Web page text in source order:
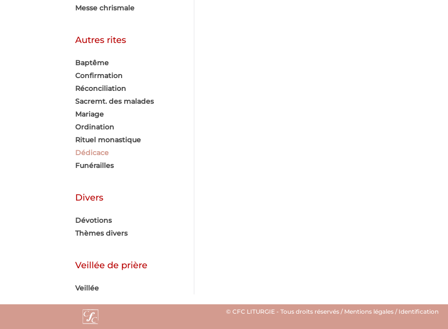
Messe chrismale
Autres rites
Baptême
Confirmation
Réconciliation
Sacremt. des malades
Mariage
Ordination
Rituel monastique
Dédicace
Funérailles
Divers
Dévotions
Thèmes divers
Veillée de prière
Veillée
© CFC LITURGIE - Tous droits réservés / Mentions légales / Identification